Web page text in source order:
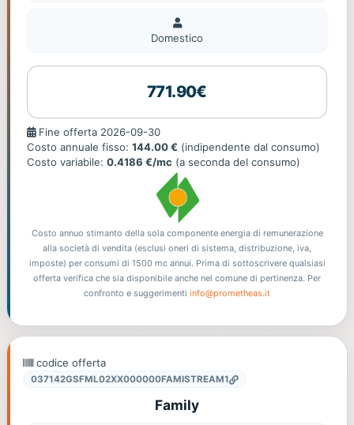
Domestico
Domestico
771.90€
Fine
offerta
Fine offerta 2026-09-30
Costo annuale fisso: 144.00 € (indipendente dal consumo)
Costo variabile: 0.4186 €/mc (a seconda del consumo)
Costo annuo stimanto della sola componente energia di remunerazione
alla società di vendita (esclusi oneri di sistema, distribuzione, iva,
imposte) per consumi di 1500 mc annui. Prima di sottoscrivere qualsiasi
offerta verifica che sia disponibile anche nel comune di pertinenza. Per
confronto e suggerimenti info@prometheas.it
codice offerta
037142GSFML02XX000000FAMISTREAM1
Family